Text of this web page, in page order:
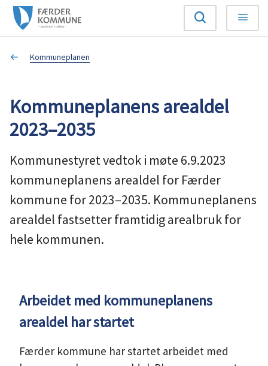
F
æ
d
e
r
k
o
m
n
e
Søk Meny
Du
her:
Kommuneplanen
Kommuneplanens arealdel
2023–2035
Kommunestyret vedtok i møte 6.9.2023
kommuneplanens arealdel for Færder
kommune for 2023–2035. Kommuneplanens
arealdel fastsetter framtidig arealbruk for
hele kommunen.
Arbeidet med kommuneplanens
arealdel har startet
Færder kommune har startet arbeidet med